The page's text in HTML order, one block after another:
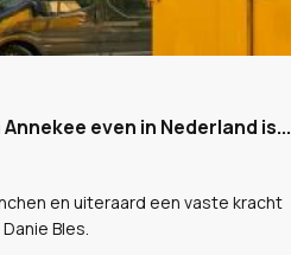
even in Nederland is...
en uiteraard een vaste kracht
Bles.